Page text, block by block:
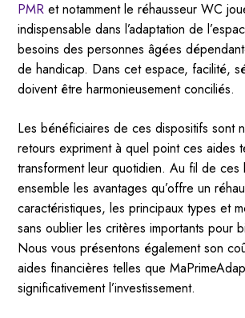
PMRet notamment le réhausseur WC
indispensable dans l’adaptation de
besoins des personnes âgées
de handicap. Dans cet espace, facilité,
doivent être harmonieusement conciliés.
Les bénéficiaires de ces dispositifs sont
retours expriment à quel point ces aides
transforment leur quotidien. Au fil de ces
ensemble les avantages qu’offre un
caractéristiques, les principaux types et
sans oublier les critères importants pour
Nous vous présentons également son
aides financières telles que
significativement l’investissement.